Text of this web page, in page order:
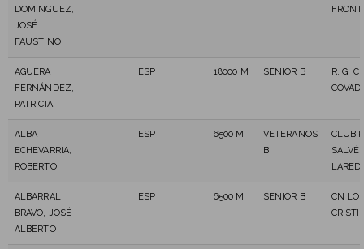
DOMINGUEZ,
JOSÉ
FAUSTINO
AGÜERA
FERNÁNDEZ,
PATRICIA
ESP 18000 M SENIOR B
R. G. C.
ALBA
ECHEVARRIA,
ROBERTO
ESP 6500 M
VETERANOS
B
CLUB
SALVÉ
ALBARRAL
BRAVO, JOSÉ
ALBERTO
ESP 6500 M SENIOR B
CN